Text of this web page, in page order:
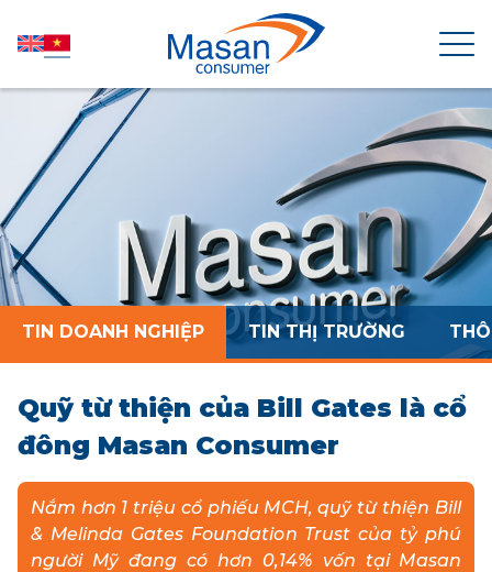
TRANG CHỦ
VỀ MASAN CONSUMER
TIN TỨC
SẢN PHẨM
PHÁT TRIỂN BỀN VỮNG
LIÊN HỆ
TIN DOANH NGHIỆP TIN THỊ TRƯỜNG
Quỹ từ thiện của Bill Gates là cổ
đông Masan Consumer
Nắm hơn 1 triệu cổ phiếu MCH, quỹ từ thiện Bill
& Melinda Gates Foundation Trust của tỷ phú
người Mỹ đang có hơn 0,14% vốn tại Masan